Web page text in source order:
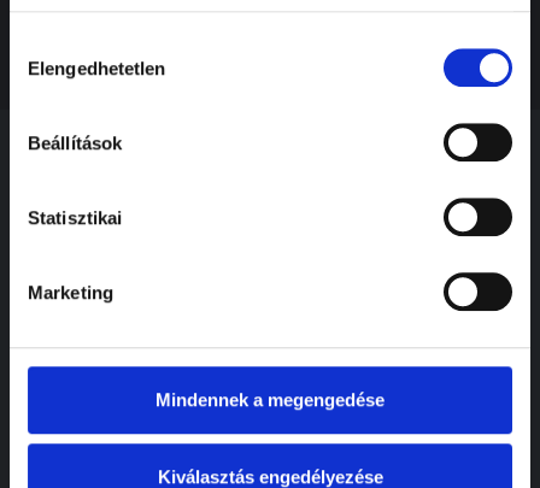
kiválasztása
Elengedhetetlen
Beállítások
Statisztikai
Marketing
Mindennek a megengedése
Kiválasztás engedélyezése
kiszámíthatóan.
SZOLGÁLTATÁSOK
Márkafüggetlen szerviz
Vizsgáztatás
Részecskeszűrő tisztítás